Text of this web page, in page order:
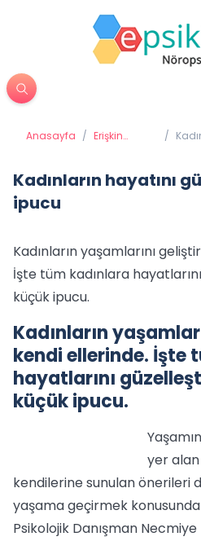
Anasayfa / Erişkin
/
Kadınların hayatını
ipucu
Kadınların yaşamlarını
İşte tüm kadınlara
küçük ipucu.
Kadınların
kendi ellerinde. İşte
hayatlarını
küçük ipucu.
yer alan
kendilerine sunulan önerileri
yaşama geçirmek konusunda
Psikolojik Danışman